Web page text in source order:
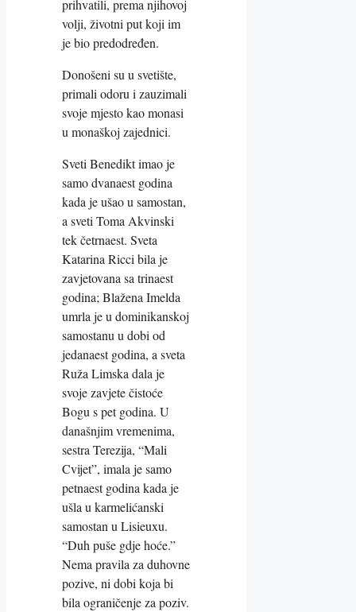
prihvatili, prema njihovoj
volji, životni put koji im
je bio predodređen.
Donošeni su u svetište,
primali odoru i zauzimali
svoje mjesto kao monasi
u monaškoj zajednici.
Sveti Benedikt imao je
samo dvanaest godina
kada je ušao u samostan,
a sveti Toma Akvinski
tek četrnaest. Sveta
Katarina Ricci bila je
zavjetovana sa trinaest
godina; Blažena Imelda
umrla je u dominikanskoj
samostanu u dobi od
jedanaest godina, a sveta
Ruža Limska dala je
svoje zavjete čistoće
Bogu s pet godina. U
današnjim vremenima,
sestra Terezija, “Mali
Cvijet”, imala je samo
petnaest godina kada je
ušla u karmelićanski
samostan u Lisieuxu.
“Duh puše gdje hoće.”
Nema pravila za duhovne
pozive, ni dobi koja bi
bila ograničenje za poziv.